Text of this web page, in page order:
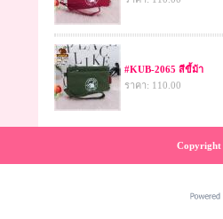
#KUB-2065 สีขี้ม้า
ราคา: 110.00
Copyright